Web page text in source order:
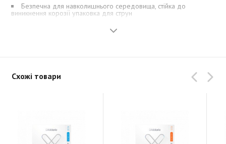
Безпечна для навколишнього середовища, стійка до
виникнення корозії упаковка для струн
Схожі товари